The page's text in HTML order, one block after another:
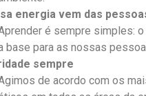
energia vem das
é sempre simples: o
base para as nossas
sempre
de acordo com os